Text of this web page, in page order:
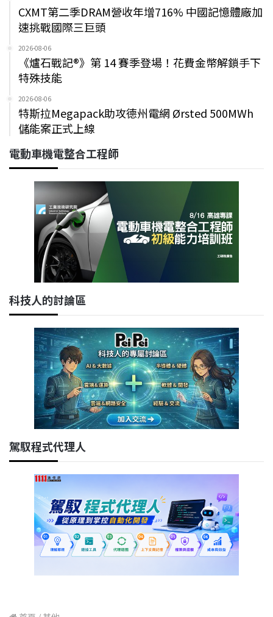
CXMT第二季DRAM營收年增716% 中國記憶體廠加
速挑戰國際三巨頭
2026-08-06
《爐石戰記®》第 14 賽季登場！花費金幣解鎖手下
特殊技能
2026-08-06
特斯拉Megapack助攻德州電網 Ørsted 500MWh
儲能案正式上線
電動車機電整合工程師
科技人的討論區
駕馭程式代理人